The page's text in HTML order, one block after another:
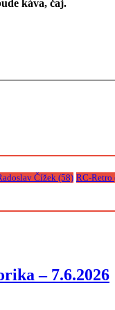
káva, čaj.
Čížek (58) RC-Retro
– 7.6.2026